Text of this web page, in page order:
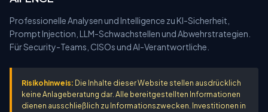
Professionelle Analysen und Intelligence zu KI-Sicherheit,
Prompt Injection, LLM-Schwachstellen und Abwehrstrategien.
Für Security-Teams, CISOs und AI-Verantwortliche.
Risikohinweis: Die Inhalte dieser Website stellen ausdrücklich
keine Anlageberatung dar. Alle bereitgestellten Informationen
dienen ausschließlich zu Informationszwecken. Investitionen in